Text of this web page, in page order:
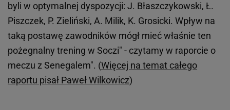
byli w optymalnej dyspozycji: J. Błaszczykowski, Ł.
Piszczek, P. Zieliński, A. Milik, K. Grosicki. Wpływ na
taką postawę zawodników mógł mieć właśnie ten
pożegnalny trening w Soczi" - czytamy w raporcie o
meczu z Senegalem". (Więcej na temat całego
raportu pisał Paweł Wilkowicz)